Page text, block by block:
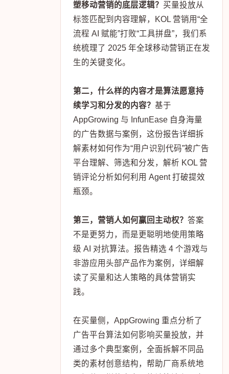
塑移动营销的底层逻辑？ 买量投放从
标签匹配到内容理解，KOL 营销用“全
流程 AI 赋能”打败“工具拼盘”，我们系
统梳理了 2025 年全球移动营销正在发
生的关键变化。
第二，什么样的内容才是算法愿意持
续学习和分发的内容？ 基于
AppGrowing 与 InfunEase 自身海量
的广告数据与案例，这份报告详细拆
解素材如何作为“用户识别代码”被广告
平台理解、筛选和分发，解析 KOL 营
销评论分析如何利用 Agent 打破提效
瓶颈。
第三，营销人如何赢回主动权？ 答案
不是更努力，而是更聪明地使用策略
级 AI 对抗算法。报告精选 4 个游戏与
非游应用头部产品作为案例，详细解
读了买量和达人策略的具体营销实
践。
在买量侧，AppGrowing 重点分析了
广告平台算法如何影响买量投放，并
通过多个典型案例，全面拆解不同品
类的素材创意结构，帮助厂商系统地